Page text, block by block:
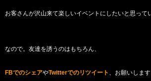
お客さんが沢山来て楽しいイベントにしたいと思って
なので。友達を誘うのはもちろん、
FBでのシェアやTwitterでのリツイート 、お願いします